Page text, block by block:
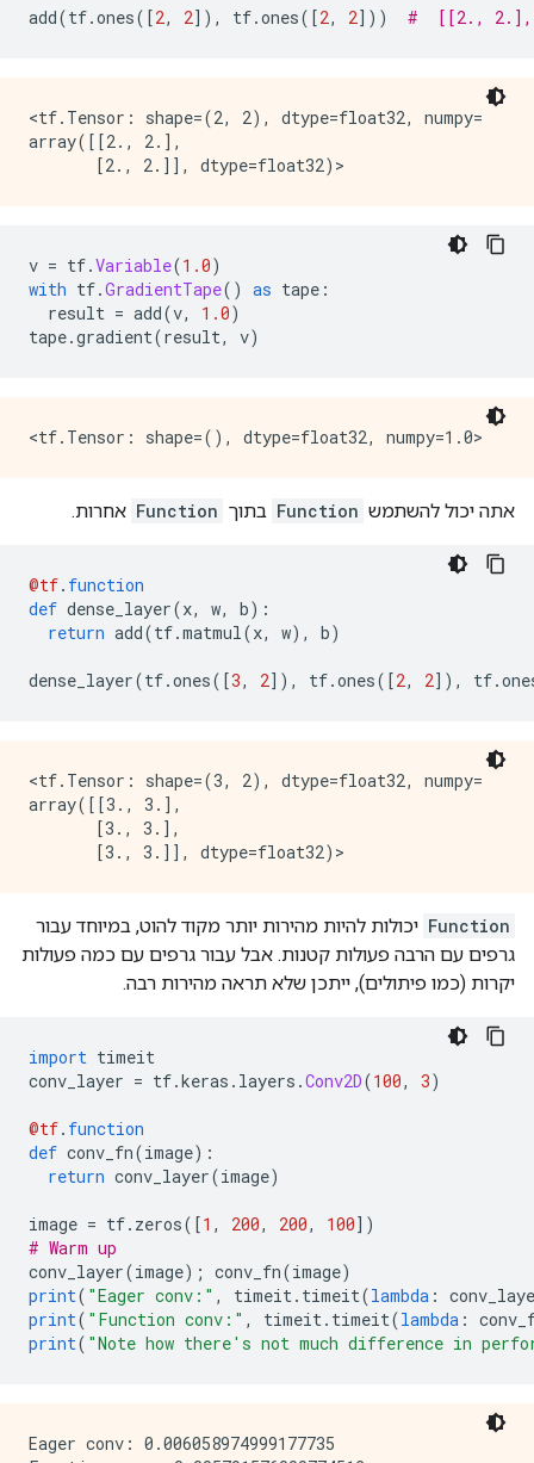
add(tf.ones([2, 2]), tf.ones([2, 2])) #  [[2.,
<tf.Tensor: shape=(2, 2), dtype=float32, numpy=
array([[2., 2.],
v = tf.Variable(1.0)
with tf.GradientTape() as tape :
result = add(v, 1.0)
tape.gradient(result, v)
אתה יכול להשתמש Function בתוך Function אחרות.
@tf. function
def dense_layer(x, w, b):
return add(tf.matmul(x, w), b)
dense_layer(tf.ones([3, 2]), tf.ones([2, 2]), tf.
<tf.Tensor: shape=(3, 2), dtype=float32, numpy=
array([[3., 3.],
       [3., 3.],
Function יכולות להיות מהירות יותר מקוד להוט, במיוחד עבור
גרפים עם הרבה פעולות קטנות. אבל עבור גרפים עם כמה פעולות
יקרות (כמו פיתולים), ייתכן שלא תראה מהירות רבה.
import timeit
conv_layer = tf.keras . layers .Conv2D(100, 3)
@tf. function
def conv_fn(image):
return conv_layer(image)
image = tf. zeros([1 , 200, 200, 100])
# Warm up
conv_layer(image); conv_fn(image)
print( "Eager conv:" , timeit. timeit(lambda :
print( "Function conv:" , timeit. timeit(lambda :
print( "Note how there's not much difference in
Eager conv: 0.006058974999177735